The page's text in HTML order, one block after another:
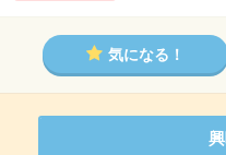
気になる！